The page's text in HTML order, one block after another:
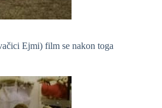
Ejmi) film se nakon toga